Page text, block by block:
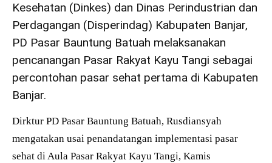
Kesehatan (Dinkes) dan Dinas Perindustrian dan
Perdagangan (Disperindag) Kabupaten Banjar,
PD Pasar Bauntung Batuah melaksanakan
pencanangan Pasar Rakyat Kayu Tangi sebagai
percontohan pasar sehat pertama di Kabupaten
Banjar.
Dirktur PD Pasar Bauntung Batuah, Rusdiansyah
mengatakan usai penandatangan implementasi pasar
sehat di Aula Pasar Rakyat Kayu Tangi, Kamis